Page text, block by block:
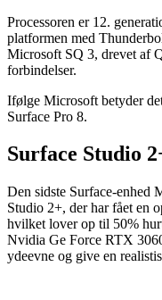
Processoren er 12.
platformen med
Microsoft SQ 3, drevet af
forbindelser.
Ifølge Microsoft betyder
Surface Pro 8.
Surface Studio
Den sidste Surface-enhed
Studio 2+, der har fået en
hvilket lover op til 50%
Nvidia Ge Force RTX
ydeevne og give en